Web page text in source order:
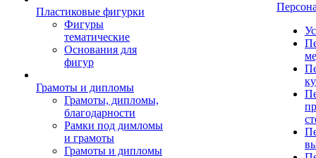
Пластиковые фигурки
Фигуры
тематические
Основания для
фигур
Грамоты и дипломы
Грамоты, дипломы,
благодарности
Рамки под димломы
и грамоты
Грамоты и дипломы